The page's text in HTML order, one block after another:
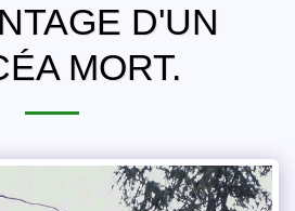
D'UN
MORT.